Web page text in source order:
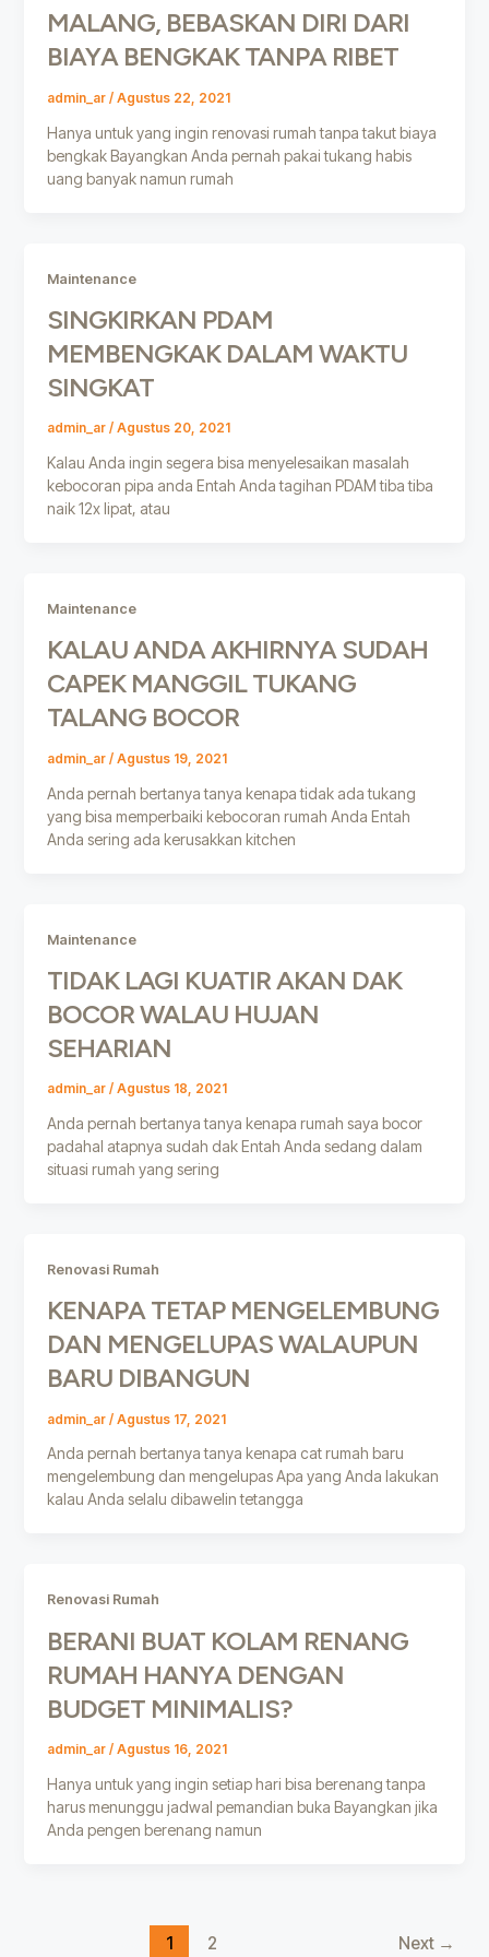
MALANG, BEBASKAN DIRI DARI
BIAYA BENGKAK TANPA RIBET
admin_ar / Agustus 22, 2021
Hanya untuk yang ingin renovasi rumah tanpa takut biaya
bengkak Bayangkan Anda pernah pakai tukang habis
uang banyak namun rumah
Maintenance
SINGKIRKAN PDAM
MEMBENGKAK DALAM WAKTU
SINGKAT
admin_ar / Agustus 20, 2021
Kalau Anda ingin segera bisa menyelesaikan masalah
kebocoran pipa anda Entah Anda tagihan PDAM tiba tiba
naik 12x lipat, atau
Maintenance
KALAU ANDA AKHIRNYA SUDAH
CAPEK MANGGIL TUKANG
TALANG BOCOR
admin_ar / Agustus 19, 2021
Anda pernah bertanya tanya kenapa tidak ada tukang
yang bisa memperbaiki kebocoran rumah Anda Entah
Anda sering ada kerusakkan kitchen
Maintenance
TIDAK LAGI KUATIR AKAN DAK
BOCOR WALAU HUJAN
SEHARIAN
admin_ar / Agustus 18, 2021
Anda pernah bertanya tanya kenapa rumah saya bocor
padahal atapnya sudah dak Entah Anda sedang dalam
situasi rumah yang sering
Renovasi Rumah
KENAPA TETAP MENGELEMBUNG
DAN MENGELUPAS WALAUPUN
BARU DIBANGUN
admin_ar / Agustus 17, 2021
Anda pernah bertanya tanya kenapa cat rumah baru
mengelembung dan mengelupas Apa yang Anda lakukan
kalau Anda selalu dibawelin tetangga
Renovasi Rumah
BERANI BUAT KOLAM RENANG
RUMAH HANYA DENGAN
BUDGET MINIMALIS?
admin_ar / Agustus 16, 2021
Hanya untuk yang ingin setiap hari bisa berenang tanpa
harus menunggu jadwal pemandian buka Bayangkan jika
Anda pengen berenang namun
1 2 Next →